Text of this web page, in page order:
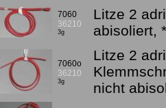
7060
36210
3g
Litze 2
abisoliert,
7060o
36210
3g
Litze 2
nicht